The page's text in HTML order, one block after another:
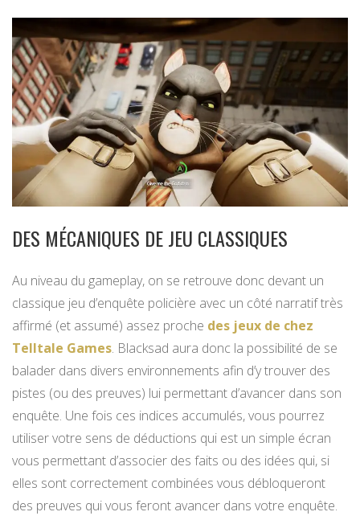
DES MÉCANIQUES DE JEU CLASSIQUES
Au niveau du gameplay, on se retrouve donc devant un
classique jeu d’enquête policière avec un côté narratif très
affirmé (et assumé) assez proche des jeux de chez
Telltale Games. Blacksad aura donc la possibilité de se
balader dans divers environnements afin d’y trouver des
pistes (ou des preuves) lui permettant d’avancer dans son
enquête. Une fois ces indices accumulés, vous pourrez
utiliser votre sens de déductions qui est un simple écran
vous permettant d’associer des faits ou des idées qui, si
elles sont correctement combinées vous débloqueront
des preuves qui vous feront avancer dans votre enquête.